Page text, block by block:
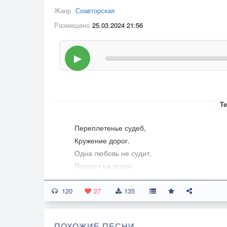
Жанр Соавторская
Размещено 25.03.2024 21:56
▶
Переплетенье судеб,
Кружение дорог.
Одна любовь не судит,
Пускает на порог.
Надеждою мерцает
И не даёт упасть.
120 27 135